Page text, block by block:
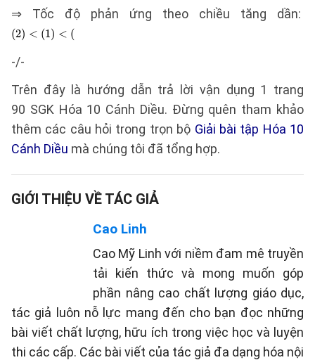
⇒ Tốc độ phản ứng theo chiều tăng dần:
-/-
Trên đây là hướng dẫn trả lời vận dụng 1 trang
90 SGK Hóa 10 Cánh Diều. Đừng quên tham khảo
thêm các câu hỏi trong trọn bộ Giải bài tập Hóa 10
Cánh Diều mà chúng tôi đã tổng hợp.
GIỚI THIỆU VỀ TÁC GIẢ
Cao Linh
Cao Mỹ Linh với niềm đam mê truyền
tải kiến thức và mong muốn góp
phần nâng cao chất lượng giáo dục,
tác giả luôn nỗ lực mang đến cho bạn đọc những
bài viết chất lượng, hữu ích trong việc học và luyện
thi các cấp. Các bài viết của tác giả đa dạng hóa nội